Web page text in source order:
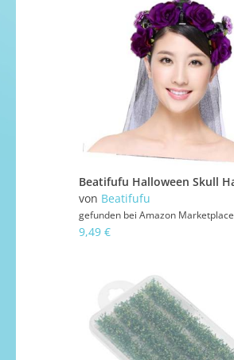
von Beatifufu
gefunden bei Amazon Marketplace
9,49 €